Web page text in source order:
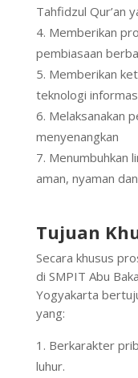
Tahfidzul Qur’an
Memberikan
pembiasaan
Memberikan
teknologi
Melaksanakan
menyenangkan
Menumbuhkan
aman, nyaman
Tujuan
Secara khusus
di SMPIT Abu
Yogyakarta
yang:
Berkarakter
luhur.